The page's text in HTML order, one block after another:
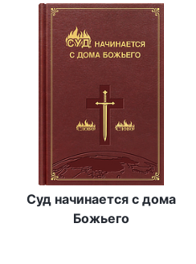
Суд начинается с дома
Божьего